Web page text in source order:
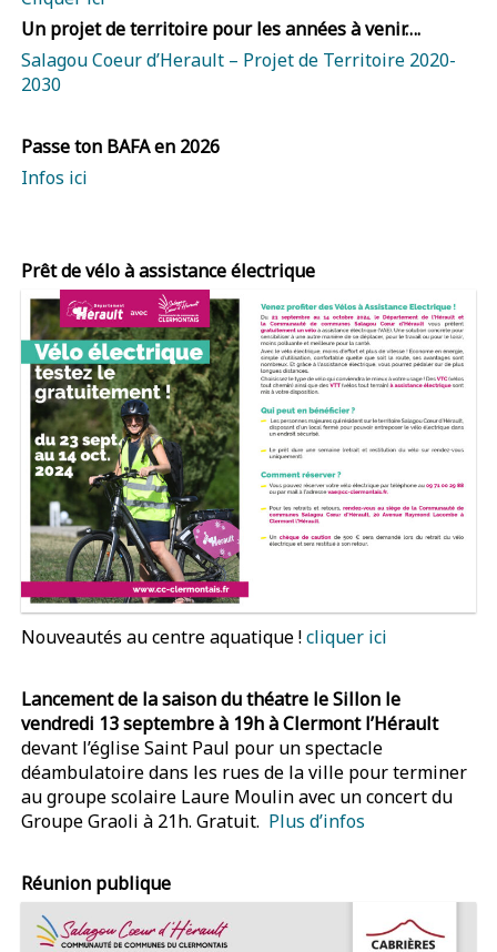
Un projet de territoire pour les années à venir….
Salagou Coeur d’Herault – Projet de Territoire 2020-
2030
Passe ton BAFA en 2026
Infos ici
Prêt de vélo à assistance électrique
Nouveautés au centre aquatique !cliquer ici
Lancement de la saison du théatre le Sillon le
vendredi 13 septembre à 19h à Clermont l’Hérault
devant l’église Saint Paul pour un spectacle
déambulatoire dans les rues de la ville pour terminer
au groupe scolaire Laure Moulin avec un concert du
Groupe Graoli à 21h. Gratuit. Plus d’infos
Réunion publique